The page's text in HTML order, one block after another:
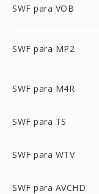
SWF para VOB
SWF para MP2
SWF para M4R
SWF para TS
SWF para WTV
SWF para AVCHD